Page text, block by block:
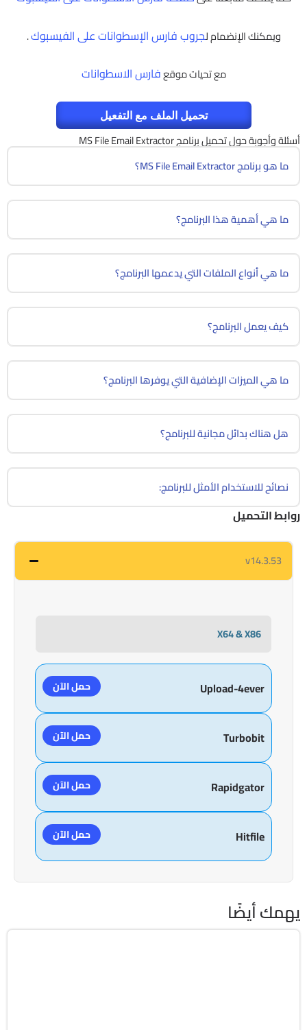
ويمكنك الإنضمام لجروب فارس الإسطوانات على الفيسبوك.
مع تحيات موقعفارس الاسطوانات
تحميل الملف مع التفعيل
أسئلة وأجوبة حول تحميل برنامج MS File Email Extractor
ما هو برنامج MS File Email Extractor؟
ما هي أهمية هذا البرنامج؟
ما هي أنواع الملفات التي يدعمها البرنامج؟
كيف يعمل البرنامج؟
ما هي الميزات الإضافية التي يوفرها البرنامج؟
هل هناك بدائل مجانية للبرنامج؟
نصائح للاستخدام الأمثل للبرنامج:
روابط التحميل
v14.3.53
X64 & X86
Upload-4ever حمل الآن
Turbobit حمل الآن
Rapidgator حمل الآن
Hitfile حمل الآن
يهمك أيضًا